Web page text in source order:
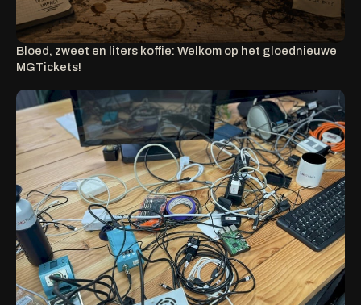
Bloed, zweet en liters koffie: Welkom op het gloednieuwe
MGTickets!